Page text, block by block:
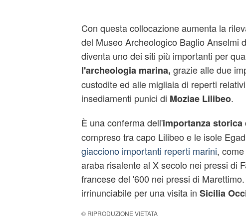
Con questa collocazione aumenta la
del Museo Archeologico Baglio Anselmi
diventa uno dei siti più importanti per
l'archeologia marina, grazie alle due
custodite ed alle migliaia di reperti
insediamenti punici di Moziae Lilibeo.
È una conferma dell'importanza storica
compreso tra capo Lilibeo e le isole
giacciono importanti reperti marini,
araba risalente al X secolo nei pressi di
francese del '600 nei pressi di
irrinunciabile per una visita in Sicilia
© RIPRODUZIONE VIETATA